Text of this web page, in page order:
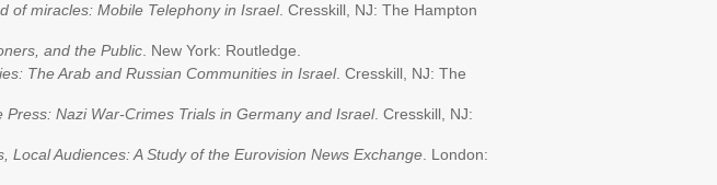
of miracles: Mobile Telephony in Israel. Cresskill, NJ: The Hampton
and the Public . New York: Routledge.
The Arab and Russian Communities in Israel. Cresskill, NJ: The
Press: Nazi War-Crimes Trials in Germany and Israel. Cresskill, NJ:
Local Audiences: A Study of the Eurovision News Exchange . London: